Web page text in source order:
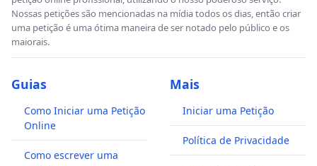
Nossas petições são mencionadas na mídia todos os dias, então criar
uma petição é uma ótima maneira de ser notado pelo público e os
maiorais.
Guias
Como Iniciar uma Petição
Online
Como escrever uma
Mais
Iniciar uma Petição
Política de Privacidade